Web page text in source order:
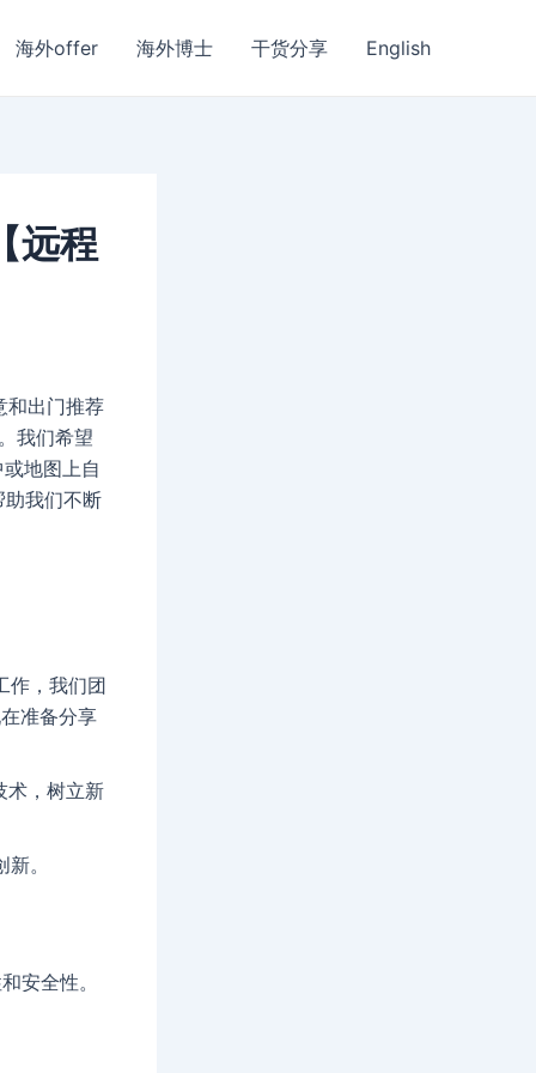
海外offer 海外博士 干货分享 English
远程
和出门推荐
我们希望
地图上自
助我们不断
作，我们团
准备分享
术，树立新
。
安全性。